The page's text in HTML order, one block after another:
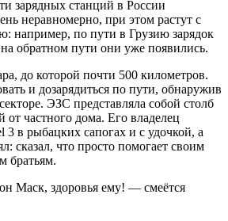
зарядных станций в России
неравномерно, при этом растут с
например, по пути в Грузию зарядок
обратном пути они уже появились.
до которой почти 500 километров.
и дозарядиться по пути, обнаружив
ЭЗС представляла собой столб
от частного дома. Его владелец
3 в рыбацких сапогах и с удочкой, а
сказал, что просто помогает своим
братьям.
Маск, здоровья ему! — смеётся